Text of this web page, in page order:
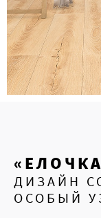
ДИЗАЙН
ОСОБЫЙ